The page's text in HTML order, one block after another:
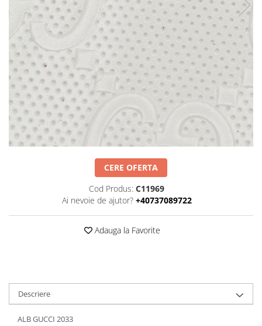
Posete
Rucsac
Plic
Saculet
Borsete
Visiniu
Maro
Albastru
CERE OFERTA
Cod Produs: C11969
Ai nevoie de ajutor? +40737089722
Adauga la Favorite
Descriere
ALB GUCCI 2033